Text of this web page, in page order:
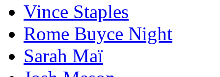
Vince Staples
Rome Buyce Night
Sarah Maï